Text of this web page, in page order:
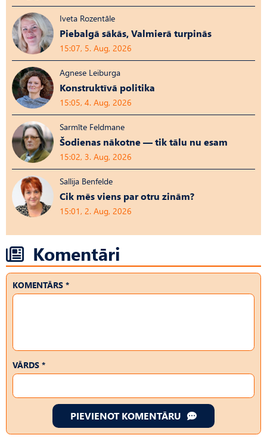
Iveta Rozentāle
Piebalgā sākās, Valmierā turpinās
15:07, 5. Aug, 2026
Agnese Leiburga
Konstruktīvā politika
15:05, 4. Aug, 2026
Sarmīte Feldmane
Šodienas nākotne — tik tālu nu esam
15:02, 3. Aug, 2026
Sallija Benfelde
Cik mēs viens par otru zinām?
15:01, 2. Aug, 2026
Komentāri
KOMENTĀRS *
VĀRDS *
PIEVIENOT KOMENTĀRU